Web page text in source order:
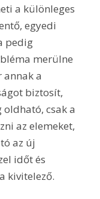
a különleges
egyedi
pedig
merülne
annak a
biztosít,
oldható, csak a
az elemeket,
az új
időt és
kivitelező.